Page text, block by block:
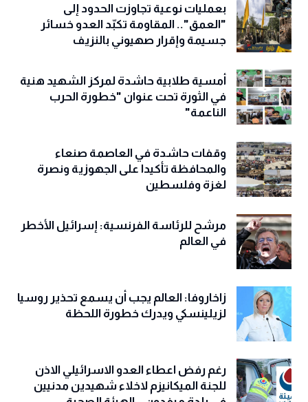
بعمليات نوعية تجاوزت الحدود إلى
"العمق".. المقاومة تكبّد العدو خسائر
جسيمة وإقرار صهيوني بالنزيف
أمسية طلابية حاشدة لمركز الشهيد هنية
في الثورة تحت عنوان "خطورة الحرب
الناعمة"
وقفات حاشدة في العاصمة صنعاء
والمحافظة تأكيدا على الجهوزية ونصرة
لغزة وفلسطين
مرشح للرئاسة الفرنسية: إسرائيل الأخطر
في العالم
زاخاروفا: العالم يجب أن يسمع تحذير روسيا
لزيلينسكي ويدرك خطورة اللحظة
رغم رفض اعطاء العدو الاسرائيلي الاذن
للجنة الميكانيزم لاخلاء شهيدين مدنيين